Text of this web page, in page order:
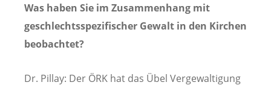
Was haben Sie im Zusammenhang mit
geschlechtsspezifischer Gewalt in den Kirchen
beobachtet?
Dr. Pillay: Der ÖRK hat das Übel Vergewaltigung